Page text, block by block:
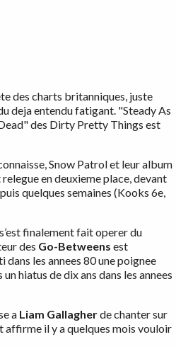
des charts britanniques, juste
deja entendu fatigant. "Steady As
des Dirty Pretty Things est
Snow Patrol et leur album
en deuxieme place, devant
quelques semaines (Kooks 6e,
finalement fait operer du
des Go-Betweens est
les annees 80 une poignee
hiatus de dix ans dans les annees
a Liam Gallagherde chanter sur
affirme il y a quelques mois vouloir